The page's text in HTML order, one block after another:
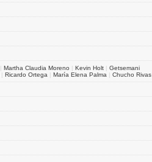
| Martha Claudia Moreno | Kevin Holt | Getsemani
| Ricardo Ortega | María Elena Palma | Chucho Rivas